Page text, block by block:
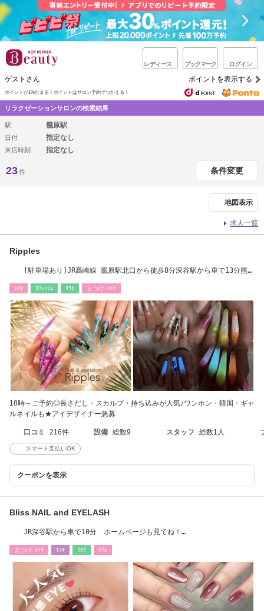
レディース ブックマーク ログイン
ゲストさん ポイントを表示する
ポイントが1%たまる！ ポイントはサロン予約でつかえる！
リラクゼーションサロンの検索結果
駅 籠原駅
日付 指定なし
来店時刻 指定なし
23件 条件変更
地図表示
求人一覧
Ripples
[駐車場あり]JR高崎線 籠原駅北口から徒歩8分深谷駅から車で13分熊谷
ﾈｲﾙ ﾘﾌﾚｯｼｭ ﾘﾗｸ まつげ･ﾒｲｸ
18時～ご予約◎長さだし・スカルプ・持ち込みが人気♪ワンホン・韓国・ギャ
ルネイルも★アイデザイナー急募
口コミ 216件 設備 総数9 スタッフ 総数1人
スマート支払いOK
クーポンを表示
Bliss NAIL and EYELASH
JR深谷駅から車で10分 ホームページも見てね！
まつげ･ﾒｲｸ ｴｽﾃ ﾘﾗｸ ﾈｲﾙ